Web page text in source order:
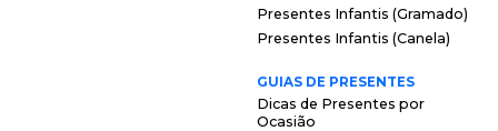
Presentes Infantis (Gramado)
Presentes Infantis (Canela)
GUIAS DE PRESENTES
Dicas de Presentes por
Ocasião